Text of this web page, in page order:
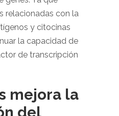
relacionadas con la
y citocinas
la capacidad de
de transcripción
mejora la
del